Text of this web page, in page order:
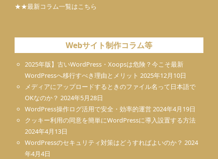
★★最新コラム一覧はこちら
Webサイト制作コラム等
2025年版】古いWordPress・Xoopsは危険？今こそ最新
WordPressへ移行すべき理由とメリット 2025年12月10日
メディアにアップロードするときのファイル名って日本語で
OKなのか？ 2024年5月28日
WordPress操作ログ活用で安全・効率的運営2024年4月19日
クッキー利用の同意を簡単にWordPressに導入設置する方法
2024年4月13日
WordPressのセキュリティ対策はどうすればよいのか？ 2024
年4月4日